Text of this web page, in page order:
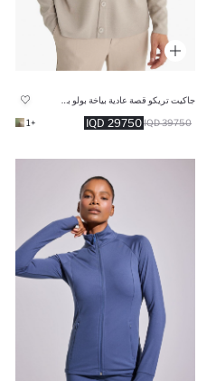
جاكيت تريكو قصة عادية بياخة بولو بجيب
29750 IQD 39750 IQD
+1